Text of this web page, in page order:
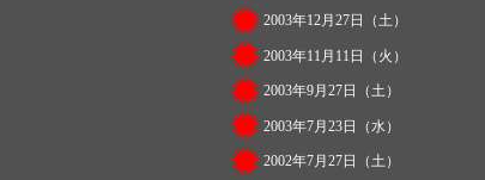
2003年12月27日（土）
2003年11月11日（火）
2003年9月27日（土）
2003年7月23日（水）
2002年7月27日（土）